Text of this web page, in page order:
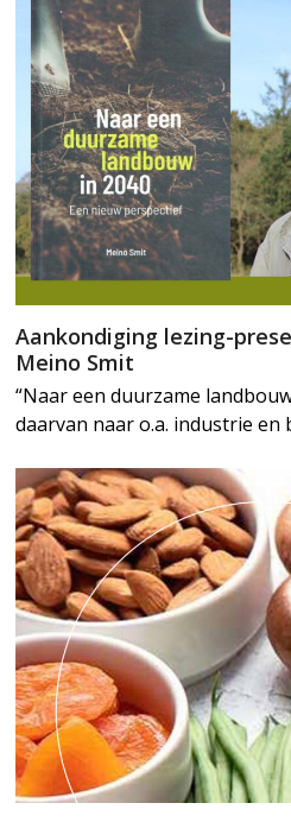
Aankondiging lezing-
Meino Smit
“Naar een duurzame
daarvan naar o.a. industrie en